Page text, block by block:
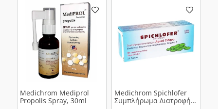
Medichrom Mediprol
Propolis Spray, 30ml
Medichrom Spichlofer
Συμπλήρωμα Διατροφής